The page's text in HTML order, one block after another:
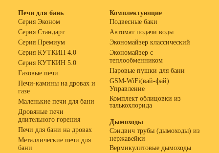
Печи для бань
Серия Эконом
Серия Стандарт
Серия Премиум
Серия КУТКИН 4.0
Серия КУТКИН 5.0
Газовые печи
Печи-камины на дровах и
газе
Маленькие печи для бани
Дровяные печи
длительного горения
Печи для бани на дровах
Металлические печи для
бани
Комплектующие
Подвесные баки
Автомат подачи воды
Экономайзер классический
Экономайзер с
теплообменником
Паровые пушки для бани
GSM-WiFi(вай-фай)
Управление
Комплект облицовки из
талькохлорида
Дымоходы
Сэндвич трубы (дымоходы) из
нержавейки
Вермикулитовые дымоходы